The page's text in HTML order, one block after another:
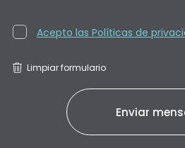
Acepto las Políticas de
Limpiar formulario